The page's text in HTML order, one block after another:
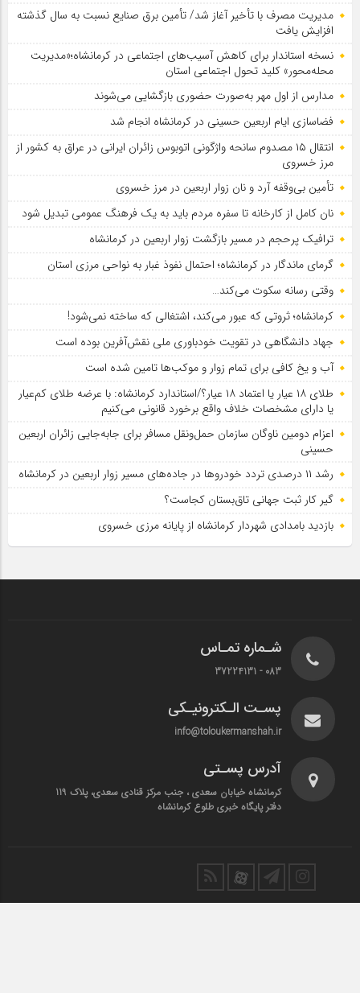
مدیریت مصرف با تأخیر آغاز شد/ تأمین برق صنایع نسبت به سال گذشته
افزایش یافت
نسخه استاندار برای کاهش آسیب‌های اجتماعی در کرمانشاه؛«مدیریت
محله‌محور» کلید تحول اجتماعی استان
مدارس از اول مهر به‌صورت حضوری بازگشایی می‌شوند
فضاسازی ایام اربعین حسینی در کرمانشاه انجام شد
انتقال ۱۵ مصدوم سانحه واژگونی اتوبوس زائران ایرانی در عراق به کشور از
مرز خسروی
تأمین بی‌وقفه آرد و نان زوار اربعین در مرز خسروی
نان کامل از کارخانه تا سفره مردم باید به یک فرهنگ عمومی تبدیل شود
ترافیک پرحجم در مسیر بازگشت زوار اربعین در کرمانشاه
گرمای ماندگار در کرمانشاه؛ احتمال نفوذ غبار به نواحی مرزی استان
وقتی رسانه سکوت می‌کند…
کرمانشاه؛ ثروتی که عبور می‌کند، اشتغالی که ساخته نمی‌شود!
جهاد دانشگاهی در تقویت خودباوری ملی نقش‌آفرین بوده است
آب و یخ کافی برای تمام زوار و موکب‌ها تامین شده است
طلای ۱۸ عیار یا اعتماد ۱۸ عیار؟/استاندارد کرمانشاه: با عرضه طلای کم‌عیار
یا دارای مشخصات خلاف واقع برخورد قانونی می‌کنیم
اعزام دومین ناوگان سازمان حمل‌ونقل مسافر برای جابه‌جایی زائران اربعین
حسینی
رشد ۱۱ درصدی تردد خودروها در جاده‌های مسیر زوار اربعین در کرمانشاه
گیر کار ثبت جهانی تاق‌بستان کجاست؟
بازدید بامدادی شهردار کرمانشاه از پایانه مرزی خسروی
شـماره تمـاس
083 - 37224131
پسـت الـکترونیـکی
info@toloukermanshah.ir
آدرس پسـتی
کرمانشاه خیابان سعدی ، جنب مرکز قنادی سعدی، پلاک 119
دفتر پایگاه خبری طلوع کرمانشاه